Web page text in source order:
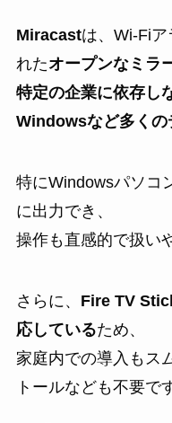
Miracastは、Wi-Fiア
れたオープンなミラ
特定の企業に依存し
Windowsなど多くの
特にWindowsパソコ
に出力でき、
操作も直感的で扱い
さらに、 Fire TV
応しているため、
家庭内での導入もス
トールなども不要で